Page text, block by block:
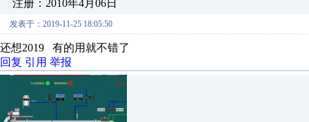
注册：2010年4月06日
发表于：2019-11-25 18:05:50
还想2019 有的用就不错了
回复 引用 举报